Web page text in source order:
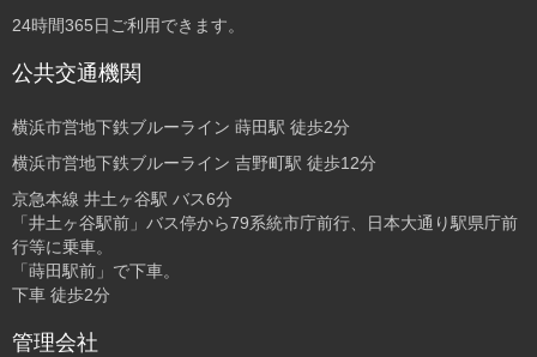
24時間365日ご利用できます。
公共交通機関
横浜市営地下鉄ブルーライン 蒔田駅 徒歩2分
横浜市営地下鉄ブルーライン 吉野町駅 徒歩12分
京急本線 井土ヶ谷駅 バス6分
「井土ヶ谷駅前」バス停から79系統市庁前行、日本大通り駅県庁前
行等に乗車。
「蒔田駅前」で下車。
下車 徒歩2分
管理会社